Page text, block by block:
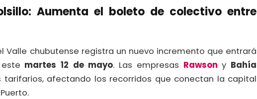
Aumenta el boleto de colectivo entre
Valle chubutense registra un nuevo incremento que entrará
martes 12 de mayo. Las empresas Rawson y Bahía
tarifarios, afectando los recorridos que conectan la capital